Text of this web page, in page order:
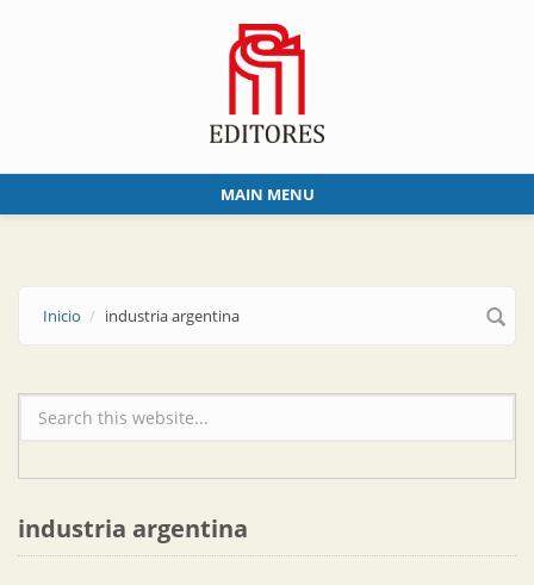
MAIN MENU
Inicio industria argentina
Formulario de búsqueda
industria argentina